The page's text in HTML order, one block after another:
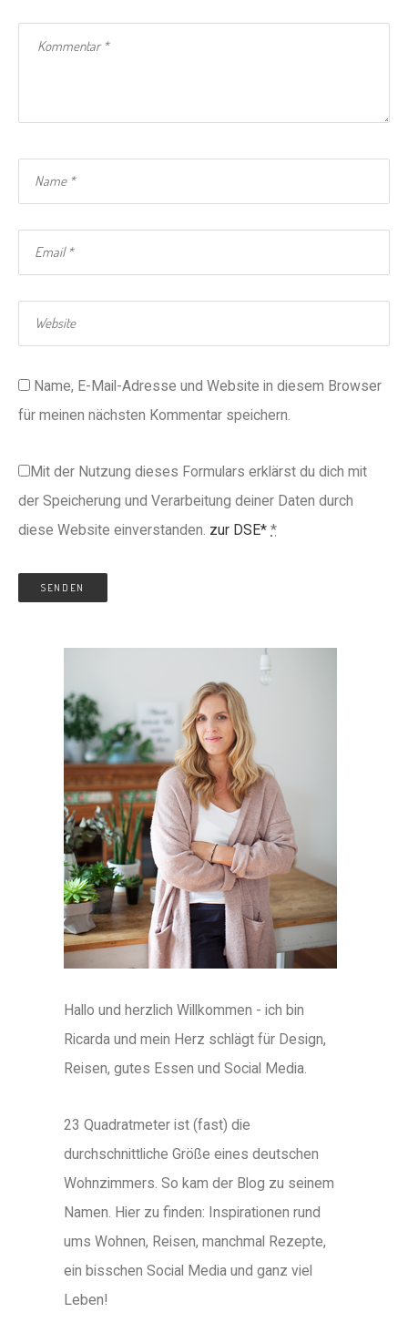
Name, E-Mail-Adresse und Website in diesem Browser
für meinen nächsten Kommentar speichern.
Mit der Nutzung dieses Formulars erklärst du dich mit
der Speicherung und Verarbeitung deiner Daten durch
diese Website einverstanden. zur DSE* *
Hallo und herzlich Willkommen - ich bin
Ricarda und mein Herz schlägt für Design,
Reisen, gutes Essen und Social Media.
23 Quadratmeter ist (fast) die
durchschnittliche Größe eines deutschen
Wohnzimmers. So kam der Blog zu seinem
Namen. Hier zu finden: Inspirationen rund
ums Wohnen, Reisen, manchmal Rezepte,
ein bisschen Social Media und ganz viel
Leben!